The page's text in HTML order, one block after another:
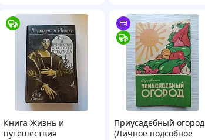
Книга Жизнь и
путешествия
Приусадебный огород
(Личное подсобное